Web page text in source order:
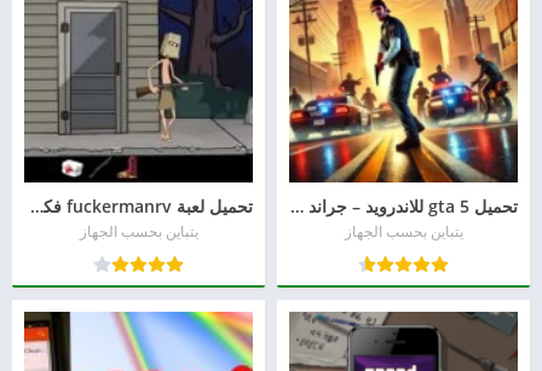
تحميل gta 5 للاندرويد – جراند ثفت أوتو 5 نسخة أصلية وسريعة
يتباين بحسب الجهاز
تحميل لعبة fuckermanrv فكرمان apk للاندرويد 2026
يتباين بحسب الجهاز